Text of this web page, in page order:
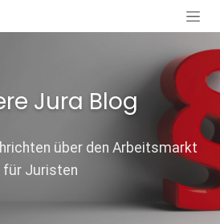
Jura Blog
über den Arbeitsmarkt
für Juristen